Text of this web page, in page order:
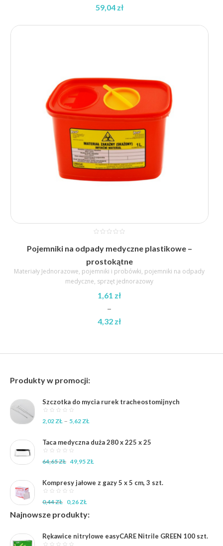
59,04 zł
cen:
Pojemniki na odpady medyczne plastikowe –
prostokątne
Materiały Jednorazowe, pojemniki i probówki, pojemniki na odpady
medyczne, sprzęt jednorazowy
1,61 zł
–
4,32 zł
do
4,32 zł
Produkty w promocji:
Szczotka do mycia rurek tracheostomijnych
2,02 ZŁ – 5,62 ZŁ
od
do
Taca medyczna duża 280 x 225 x 25
64,65ZŁ Pierwotna
wynosiła:
64,65 zł.
49,95 ZŁ
wynosi:
Kompresy jałowe z gazy 5 x 5 cm, 3 szt.
0,44ZŁ Pierwotna
cena
wynosiła:
0,26 ZŁ
Najnowsze produkty:
Rękawice nitrylowe easyCARE Nitrile GREEN 100 szt.